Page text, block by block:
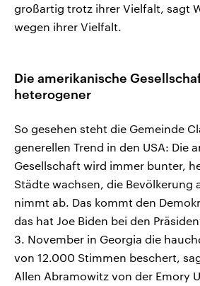
großartig trotz ihrer Vielfalt, sagt
wegen ihrer Vielfalt.
Die amerikanische
heterogener
So gesehen steht die Gemeinde
generellen Trend in den USA: Die
Gesellschaft wird immer bunter,
Städte wachsen, die Bevölkerung
nimmt ab. Das kommt den
das hat Joe Biden bei den
3. November in Georgia die
von 12.000 Stimmen beschert,
Allen Abramowitz von der Emory